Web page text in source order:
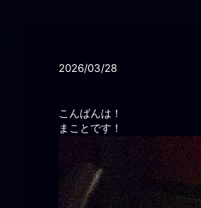
2026/03/28
こんばんは！
まことです！